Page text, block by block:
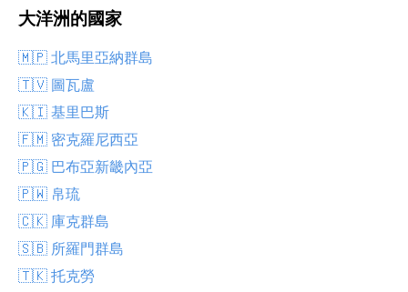
大洋洲的國家
🇲🇵 北馬里亞納群島
🇹🇻 圖瓦盧
🇰🇮 基里巴斯
🇫🇲 密克羅尼西亞
🇵🇬 巴布亞新畿內亞
🇵🇼 帛琉
🇨🇰 庫克群島
🇸🇧 所羅門群島
🇹🇰 托克勞